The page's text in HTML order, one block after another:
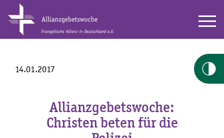
14.01.2017
Allianzgebetswoche:
Christen beten für die